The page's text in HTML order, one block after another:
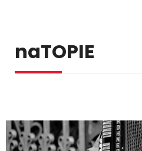
naTOPIE